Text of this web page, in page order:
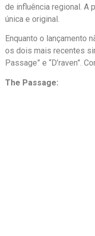
de influência regional. A
única e original.
Enquanto o lançamento
os dois mais recentes
Passage” e “D’raven”.
The Passage: